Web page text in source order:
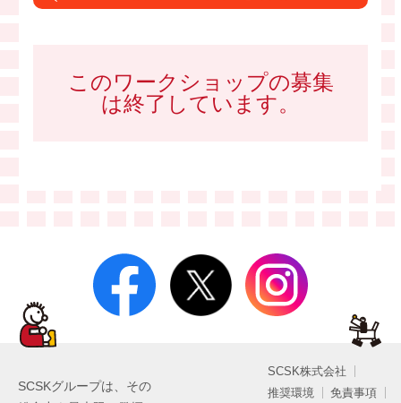
このワークショップの募集
は終了しています。
SCSKグループは、その
SCSK株式会社
推奨環境
免責事項